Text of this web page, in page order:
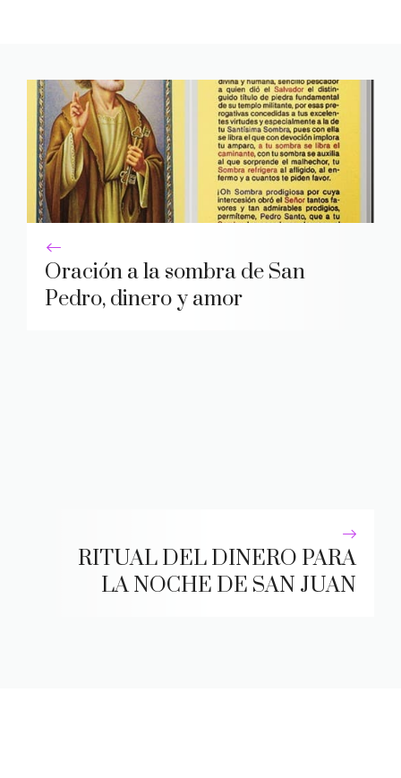
Oración a la sombra de San
Pedro, dinero y amor
RITUAL DEL DINERO PARA
LA NOCHE DE SAN JUAN